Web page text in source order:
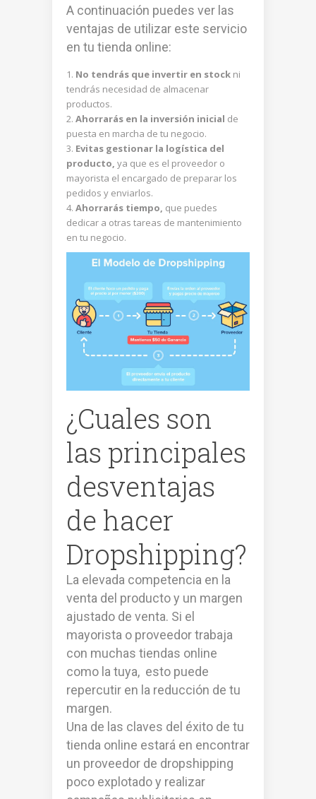
A continuación puedes ver las
ventajas de utilizar este servicio
en tu tienda online:
No tendrás que invertir en stock ni
tendrás necesidad de almacenar
productos.
Ahorrarás en la inversión inicial de
puesta en marcha de tu negocio.
Evitas gestionar la logística del
producto, ya que es el proveedor o
mayorista el encargado de preparar los
pedidos y enviarlos.
Ahorrarás tiempo, que puedes
dedicar a otras tareas de mantenimiento
en tu negocio.
¿Cuales son
las principales
desventajas
de hacer
Dropshipping?
La elevada competencia en la
venta del producto y un margen
ajustado de venta. Si el
mayorista o proveedor trabaja
con muchas tiendas online
como la tuya, esto puede
repercutir en la reducción de tu
margen.
Una de las claves del éxito de tu
tienda online estará en encontrar
un proveedor de dropshipping
poco explotado y realizar